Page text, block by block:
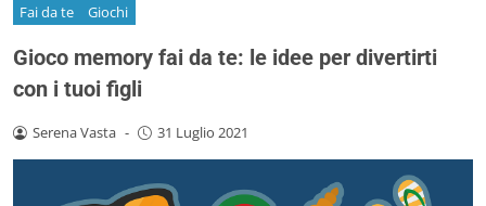
Fai da te Giochi
Gioco memory fai da te: le idee per divertirti
con i tuoi figli
Serena Vasta - 31 Luglio 2021